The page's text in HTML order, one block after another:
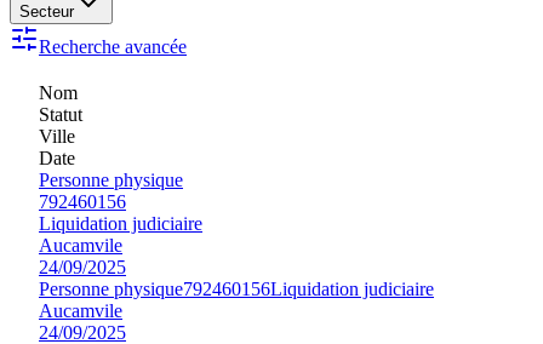
Secteur
Recherche avancée
Nom
Statut
Ville
Date
Personne physique
792460156
Liquidation judiciaire
Aucamvile
24/09/2025
Personne physique792460156Liquidation judiciaire
Aucamvile
24/09/2025